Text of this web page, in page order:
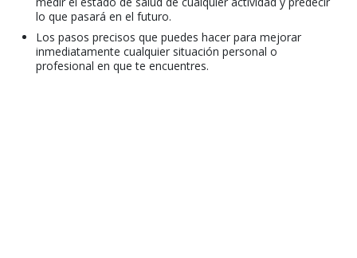
lo que pasará en el futuro.
Los pasos precisos que puedes hacer para mejorar
inmediatamente cualquier situación personal o
profesional en que te encuentres.